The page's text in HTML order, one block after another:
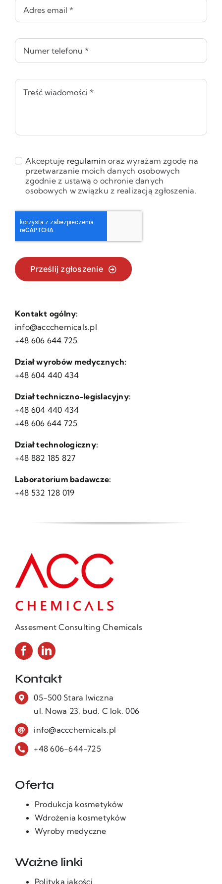
Akceptuję regulamin oraz wyrażam zgodę na
przetwarzanie moich danych osobowych
zgodnie z ustawą o ochronie danych
osobowych w związku z realizacją zgłoszenia.
Prześlij zgłoszenie
Kontakt ogólny:
info@accchemicals.pl
+48 606 644 725
Dział wyrobów medycznych:
+48 604 440 434
Dział techniczno-legislacyjny:
+48 604 440 434
+48 606 644 725
Dział technologiczny:
+48 882 185 827
Laboratorium badawcze:
+48 532 128 019
Assesment Consulting Chemicals
Oferta
Produkcja kosmetyków
Wdrożenia kosmetyków
Wyroby medyczne
Ważne linki
Polityka jakości
Kontakt
05-500 Stara Iwiczna
ul. Nowa 23, bud. C lok. 006
info@accchemicals.pl
+48 606-644-725